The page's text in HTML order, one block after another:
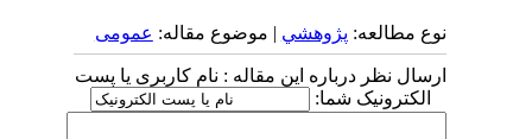
نوع مطالعه:پژوهشي| موضوع مقاله:عمومى
ارسال نظر درباره این مقاله : نام کاربری یا پست
الکترونیک شما: